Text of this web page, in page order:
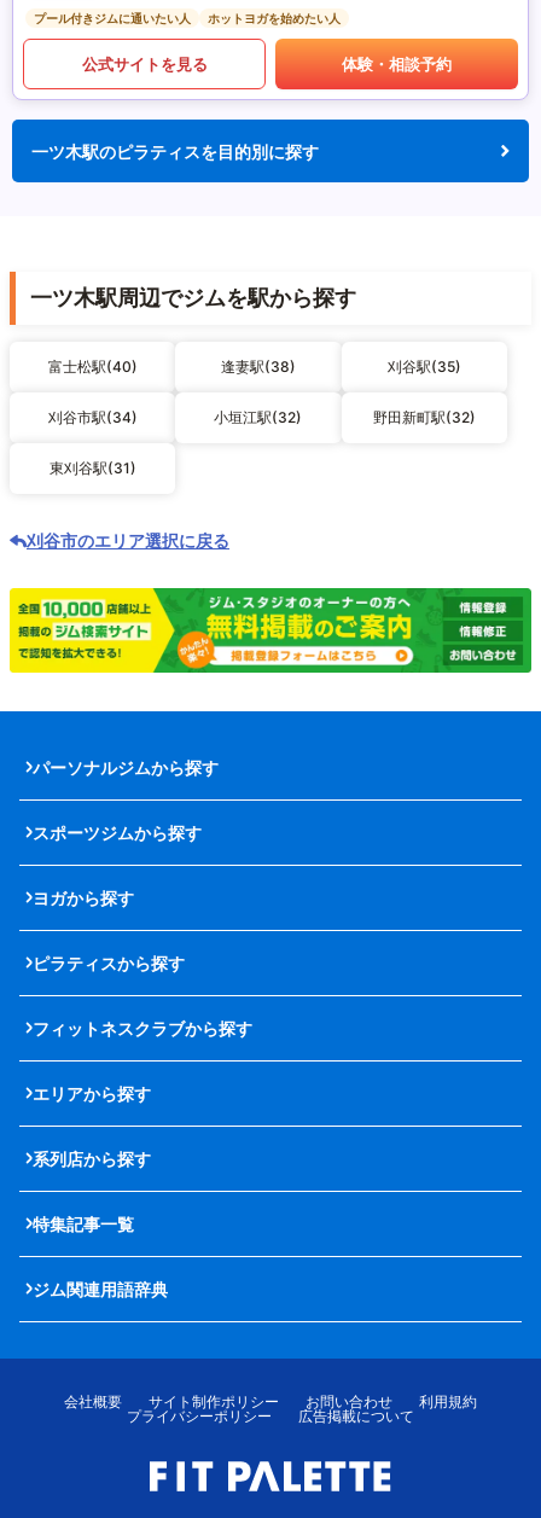
プール付きジムに通いたい人
ホットヨガを始めたい人
公式サイトを見る 体験・相談予約
一ツ木駅のピラティスを目的別に探す
一ツ木駅周辺でジムを駅から探す
富士松駅(40) 逢妻駅(38) 刈谷駅(35)
刈谷市駅(34) 小垣江駅(32) 野田新町駅(32)
東刈谷駅(31)
刈谷市のエリア選択に戻る
パーソナルジムから探す
スポーツジムから探す
ヨガから探す
ピラティスから探す
フィットネスクラブから探す
エリアから探す
系列店から探す
特集記事一覧
ジム関連用語辞典
会社概要 サイト制作ポリシー お問い合わせ
利用規約
プライバシーポリシー
広告掲載について